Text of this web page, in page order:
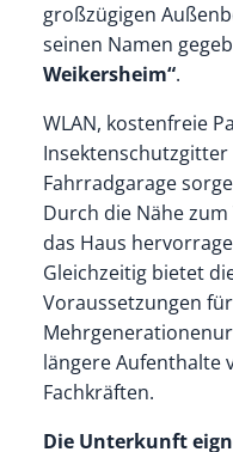
großzügigen
seinen Namen
Weikersheim“.
WLAN, kostenfreie
Fahrradgarage
Durch die Nähe
das Haus
Gleichzeitig bietet
Voraussetzungen
längere Aufenthalte
Fachkräften.
Die Unterkunft